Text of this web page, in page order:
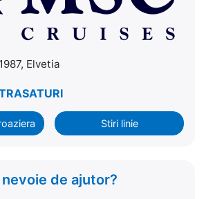
Elvetia
Stiri linie
de ajutor?